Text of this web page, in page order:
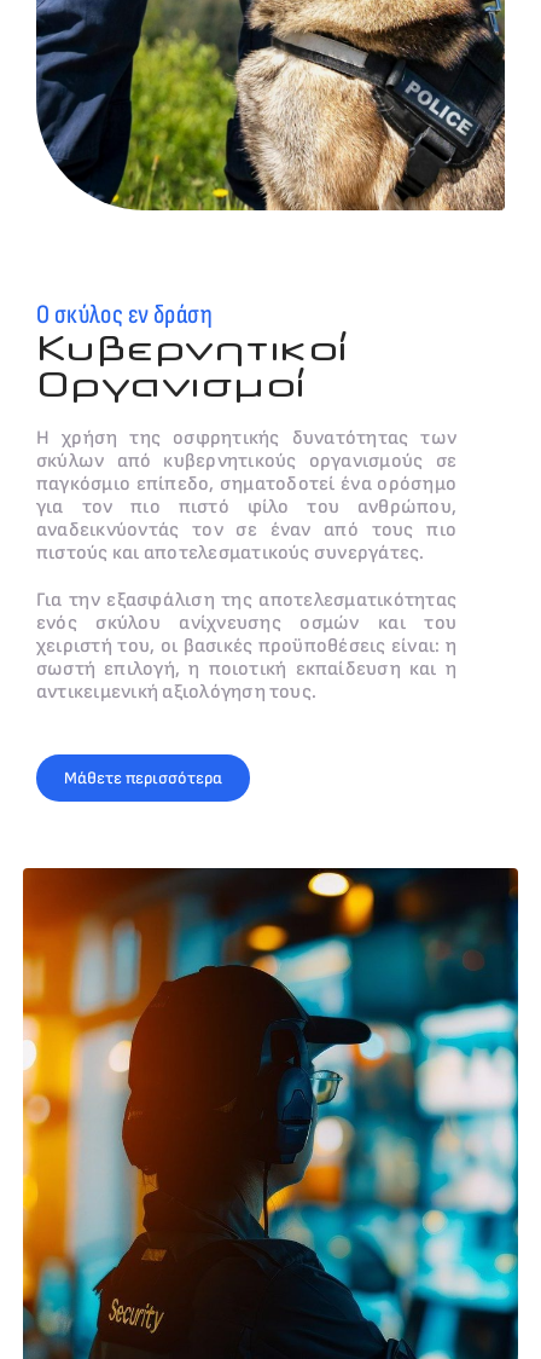
Ο σκύλος εν δράση
Κυβερνητικοί
Οργανισμοί
Η χρήση της οσφρητικής δυνατότητας των
σκύλων από κυβερνητικούς οργανισμούς σε
παγκόσμιο επίπεδο, σηματοδοτεί ένα ορόσημο
για τον πιο πιστό φίλο του ανθρώπου,
αναδεικνύοντάς τον σε έναν από τους πιο
πιστούς και αποτελεσματικούς συνεργάτες.
Για την εξασφάλιση της αποτελεσματικότητας
ενός σκύλου ανίχνευσης οσμών και του
χειριστή του, οι βασικές προϋποθέσεις είναι: η
σωστή επιλογή, η ποιοτική εκπαίδευση και η
αντικειμενική αξιολόγηση τους.
Μάθετε περισσότερα